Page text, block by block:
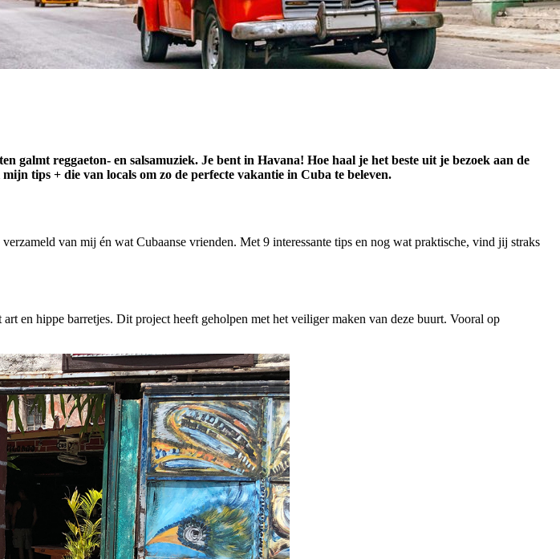
reggaeton- en salsamuziek. Je bent in Havana! Hoe haal je het beste uit je bezoek aan de
tips + die van locals om zo de perfecte vakantie in Cuba te beleven.
van mij én wat Cubaanse vrienden. Met 9 interessante tips en nog wat praktische, vind jij straks
en hippe barretjes. Dit project heeft geholpen met het veiliger maken van deze buurt. Vooral op